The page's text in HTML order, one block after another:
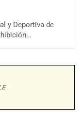
y Deportiva de